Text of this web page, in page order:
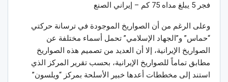
فجر 5 يبلغ مداه 75 كم – إيراني الصنع
وعلى الرغم من أن الصواريخ الموجودة في ترسانة حركتي
“حماس” و”الجهاد الإسلامي” تحمل أسماء مختلفة عن
الصواريخ الإيرانية، إلا أن العديد من تصميم هذه الصواريخ
مطابق تماماً للصواريخ الإيرانية، بحسب تقرير المركز الذي
استند إلى مخططات أعدها خبير الأسلحة بمركز “ويلسون”